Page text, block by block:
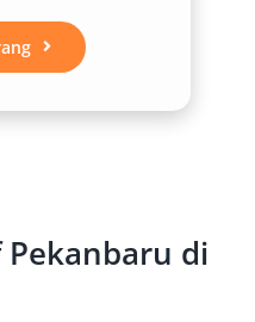
bagi
udara merata
tetap
Pekanbaru di